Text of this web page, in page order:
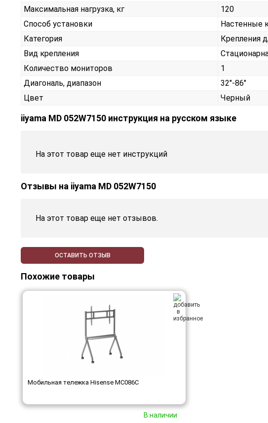
Максимальная нагрузка, кг
120
Способ установки
Настенные
Категория
Крепления
Вид крепления
Количество мониторов
1
Диагональ, диапазон
32"-86"
Цвет
Черный
iiyama MD 052W7150 инструкция на русском языке
На этот товар еще нет инструкций
Отзывы на iiyama MD 052W7150
На этот товар еще нет отзывов.
ОСТАВИТЬ ОТЗЫВ
Похожие товары
Мобильная тележка Hisense MC086C
В наличии